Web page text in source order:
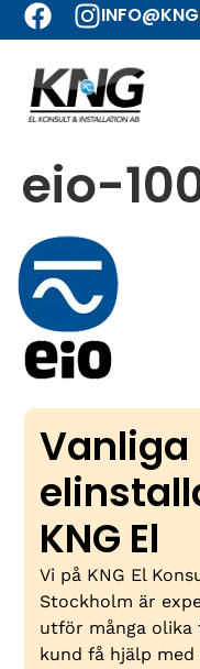
eio-
Vanliga
KNG El
Vi på KNG El
Stockholm är
utför många olika
kund få hjälp